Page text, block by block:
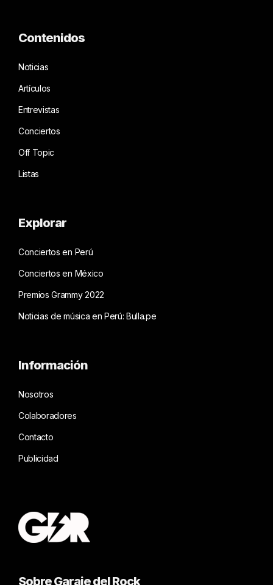
Contenidos
Noticias
Artículos
Entrevistas
Conciertos
Off Topic
Listas
Explorar
Conciertos en Perú
Conciertos en México
Premios Grammy 2022
Noticias de música en Perú: Bulla.pe
Información
Nosotros
Colaboradores
Contacto
Publicidad
Sobre Garaje del Rock